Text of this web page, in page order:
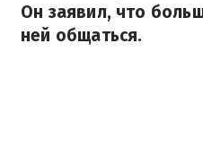
Он заявил, что
ней общаться.